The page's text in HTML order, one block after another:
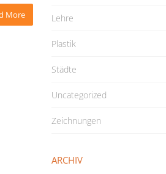
More Lehre
Plastik
Städte
Uncategorized
Zeichnungen
ARCHIV